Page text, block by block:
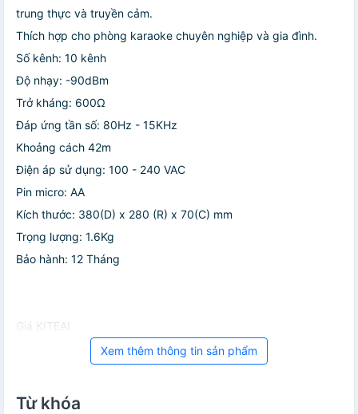
trung thực và truyền cảm.
Thích hợp cho phòng karaoke chuyên nghiệp và gia đình.
Số kênh: 10 kênh
Độ nhạy: -90dBm
Trở kháng: 600Ω
Đáp ứng tần số: 80Hz - 15KHz
Khoảng cách 42m
Điện áp sử dụng: 100 - 240 VAC
Pin micro: AA
Kích thước: 380(D) x 280 (R) x 70(C) mm
Trọng lượng: 1.6Kg
Bảo hành: 12 Tháng
Giá KITEAI
Xem thêm thông tin sản phẩm
Từ khóa